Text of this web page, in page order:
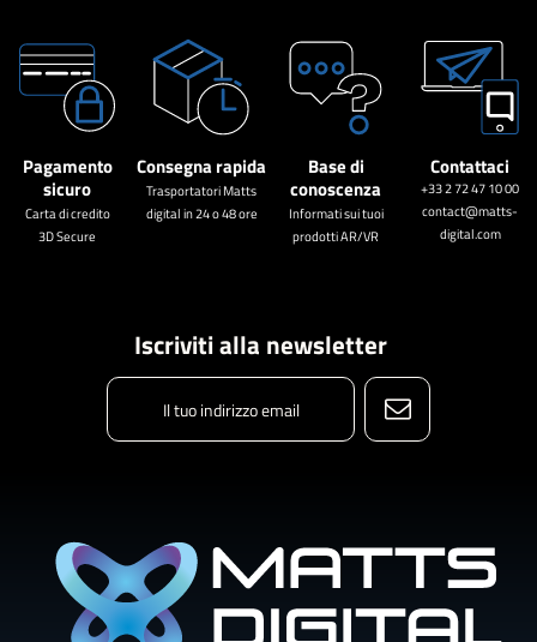
Pagamento
sicuro
Carta di credito
3D Secure
Consegna rapida
Trasportatori Matts
digital in 24 o 48 ore
Base di
conoscenza
Informati sui tuoi
prodotti AR/VR
Contattaci
+33 2 72 47 10 00
contact@matts-
digital.com
Iscriviti alla newsletter